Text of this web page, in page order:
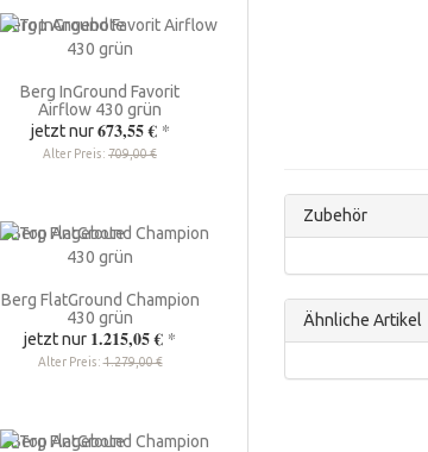
Zubehör
Ähnliche Artikel
Berg InGround Favorit
Airflow 430 grün
jetzt nur673,55 € *
Alter Preis: 709,00 €
Berg FlatGround Champion
430 grün
jetzt nur 1.215,05 € *
Alter Preis:1.279,00 €